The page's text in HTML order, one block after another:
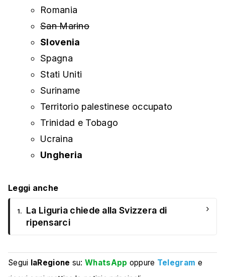
Romania
San Marino
Slovenia
Spagna
Stati Uniti
Suriname
Territorio palestinese occupato
Trinidad e Tobago
Ucraina
Ungheria
Leggi anche
1.
La Liguria chiede alla Svizzera di
ripensarci
›
Segui laRegione su:WhatsApp oppure Telegram e